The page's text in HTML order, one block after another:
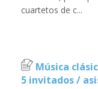
cuartetos de c...
Música
5 invitados /